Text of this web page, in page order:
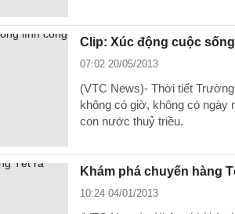
Clip: Xúc động cuộc
07:02 20/05/2013
(VTC News)- Thời tiết
không có giờ, không có ngày
con nước thuỷ triều.
Khám phá chuyến hàng
10:24 04/01/2013